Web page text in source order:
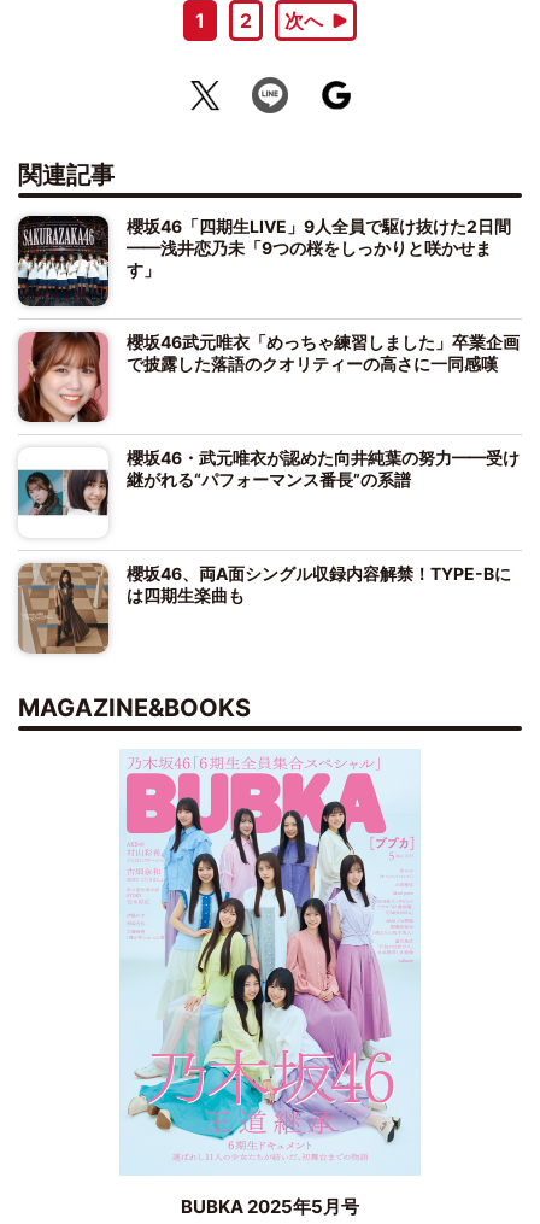
1 2 次へ
関連記事
櫻坂46「四期生LIVE」9人全員で駆け抜けた2日間
━━浅井恋乃未「9つの桜をしっかりと咲かせま
す」
櫻坂46武元唯衣「めっちゃ練習しました」卒業企画
で披露した落語のクオリティーの高さに一同感嘆
櫻坂46・武元唯衣が認めた向井純葉の努力━━受け
継がれる“パフォーマンス番長”の系譜
櫻坂46、両A面シングル収録内容解禁！TYPE-Bに
は四期生楽曲も
MAGAZINE&BOOKS
BUBKA 2025年5月号